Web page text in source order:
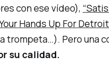
con ese vídeo),
Hands Up For
trompeta…). Pero una
su calidad.